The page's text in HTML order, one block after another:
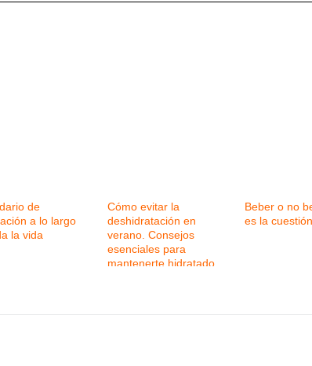
de
a lo largo
la vida
Cómo evitar la
deshidratación en
verano. Consejos
esenciales para
mantenerte hidratado
Beber o no
es la cuestión